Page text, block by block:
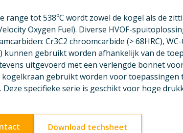
range tot 538⁰C wordt zowel de kogel als de
Oxygen Fuel). Diverse HVOF-
Cr3C2 chroomcarbide (> 68HRC),
kunnen gebruikt worden afhankelijk van de
uitgevoerd met een verlengde bonnet
kogelkraan gebruikt worden voor toepassingen
Deze specifieke serie is geschikt voor hoge
Download techsheet